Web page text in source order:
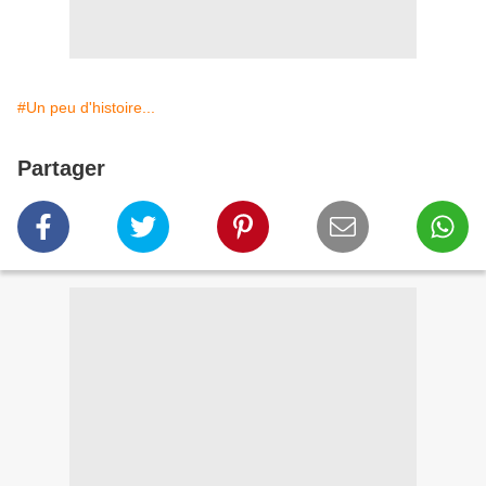
#Un peu d'histoire...
Partager